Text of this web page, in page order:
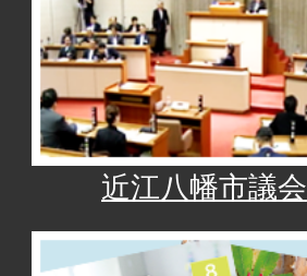
近江八幡市議会